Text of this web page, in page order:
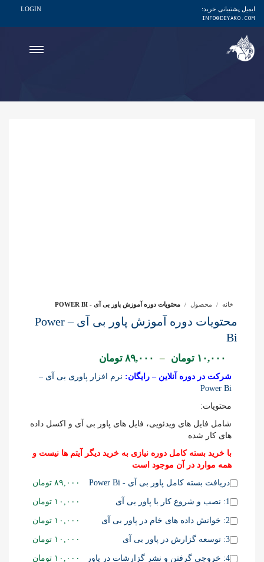
ایمیل پشتیبانی خرید:
INFO@DEYAKO.COM
LOGIN
خانه محصول محتویات دوره آموزش پاور بی آی - POWER BI
محتویات دوره آموزش پاور بی آی – Power
Bi
۱۰,۰۰۰ تومان – ۸۹,۰۰۰ تومان
شرکت در دوره آنلاین – رایگان: نرم افزار پاوری بی آی –
Power Bi
محتویات:
شامل فایل های ویدئویی، فایل های پاور بی آی و اکسل داده
های کار شده
با خرید بسته کامل دوره نیازی به خرید دیگر آیتم ها نیست و
همه موارد در آن موجود است
Buy
of
this
دریافت بسته کامل پاور بی آی - Power Bi ۸۹,۰۰۰ تومان
Buy
of
this
1: نصب و شروع کار با پاور بی آی ۱۰,۰۰۰ تومان
Buy
of
this
2: خوانش داده های خام در پاور بی آی ۱۰,۰۰۰ تومان
Buy
3: توسعه گزارش در پاور بی آی ۱۰,۰۰۰ تومان
Buy
4: خروجی گرفتن و نشر گزارشات در پاور
۱۰,۰۰۰ تومان